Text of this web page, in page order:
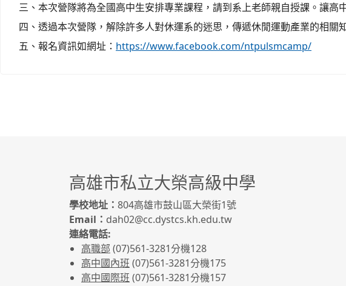
三、本次營隊將為全國高中生安排專業課程，請到系上老師親自授課。讓高
四、透過本次營隊，解除許多人對休運系的迷思，傳遞休閒運動產業的相
五、報名資訊如網址： https://www.facebook.com/ntpulsmcamp/
高雄市私立大榮高級中學
學校地址： 804高雄市鼓山區大榮街1號
Email： dah02@cc.dystcs.kh.edu.tw
連絡電話:
高職部 (07)561-3281分機128
高中國內班 (07)561-3281分機175
高中國際班 (07)561-3281分機157